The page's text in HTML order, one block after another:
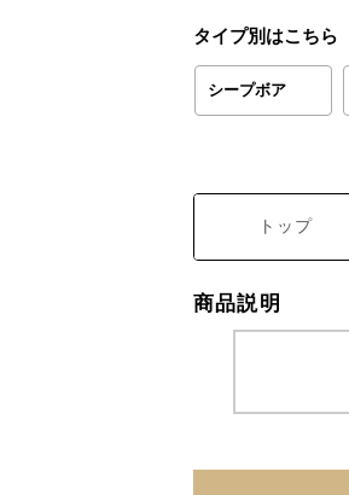
タイプ別はこちら
シープボア
トップ
商品説明